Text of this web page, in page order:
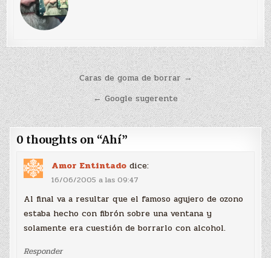
Navegación
de
entradas
Caras de goma de borrar →
← Google sugerente
0 thoughts on “Ahí”
Amor Entintado dice:
16/06/2005 a las 09:47
Al final va a resultar que el famoso agujero de ozono
estaba hecho con fibrón sobre una ventana y
solamente era cuestión de borrarlo con alcohol.
Responder